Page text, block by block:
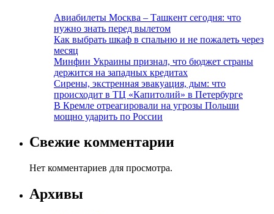
Авиабилеты Москва – Ташкент сегодня: что
нужно знать перед вылетом
Как выбрать шкаф в спальню и не пожалеть через
месяц
Минфин Украины признал, что бюджет страны
держится на западных кредитах
Сирены, экстренная эвакуация, дым: что
происходит в ТЦ «Капитолий» в Петербурге
В Кремле отреагировали на угрозы Польши
мощно ударить по России
Свежие комментарии
Нет комментариев для просмотра.
Архивы